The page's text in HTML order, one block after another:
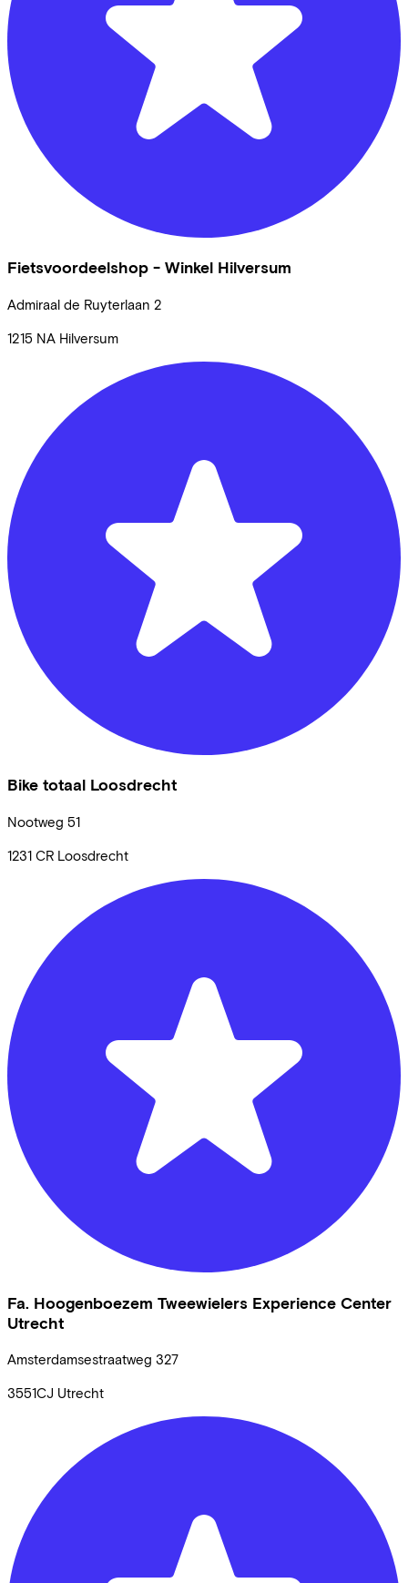
Fietsvoordeelshop - Winkel Hilversum
Admiraal de Ruyterlaan 2
1215 NA Hilversum
Bike totaal Loosdrecht
Nootweg 51
1231 CR Loosdrecht
Fa. Hoogenboezem Tweewielers Experience Center
Utrecht
Amsterdamsestraatweg 327
3551CJ Utrecht